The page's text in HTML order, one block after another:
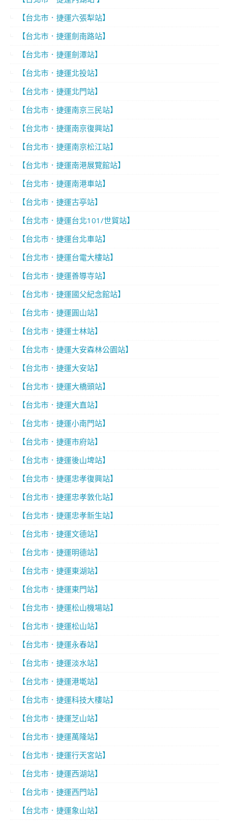
【台北市．捷運六張犁站】
【台北市．捷運劍南路站】
【台北市．捷運劍潭站】
【台北市．捷運北投站】
【台北市．捷運北門站】
【台北市．捷運南京三民站】
【台北市．捷運南京復興站】
【台北市．捷運南京松江站】
【台北市．捷運南港展覽館站】
【台北市．捷運南港車站】
【台北市．捷運古亭站】
【台北市．捷運台北101/世貿站】
【台北市．捷運台北車站】
【台北市．捷運台電大樓站】
【台北市．捷運善導寺站】
【台北市．捷運國父紀念館站】
【台北市．捷運圓山站】
【台北市．捷運士林站】
【台北市．捷運大安森林公園站】
【台北市．捷運大安站】
【台北市．捷運大橋頭站】
【台北市．捷運大直站】
【台北市．捷運小南門站】
【台北市．捷運市府站】
【台北市．捷運後山埤站】
【台北市．捷運忠孝復興站】
【台北市．捷運忠孝敦化站】
【台北市．捷運忠孝新生站】
【台北市．捷運文德站】
【台北市．捷運明德站】
【台北市．捷運東湖站】
【台北市．捷運東門站】
【台北市．捷運松山機場站】
【台北市．捷運松山站】
【台北市．捷運永春站】
【台北市．捷運淡水站】
【台北市．捷運港墘站】
【台北市．捷運科技大樓站】
【台北市．捷運芝山站】
【台北市．捷運萬隆站】
【台北市．捷運行天宮站】
【台北市．捷運西湖站】
【台北市．捷運西門站】
【台北市．捷運象山站】